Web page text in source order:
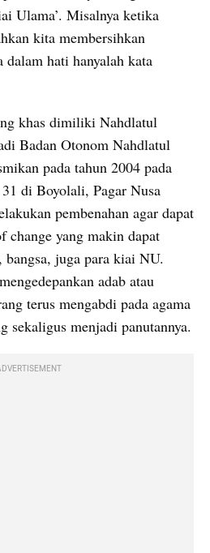
Ulama’. Misalnya ketika
kita membersihkan
dalam hati hanyalah kata
khas dimiliki Nahdlatul
Badan Otonom Nahdlatul
pada tahun 2004 pada
di Boyolali, Pagar Nusa
pembenahan agar dapat
change yang makin dapat
bangsa, juga para kiai NU.
adab atau
terus mengabdi pada agama
sekaligus menjadi panutannya.